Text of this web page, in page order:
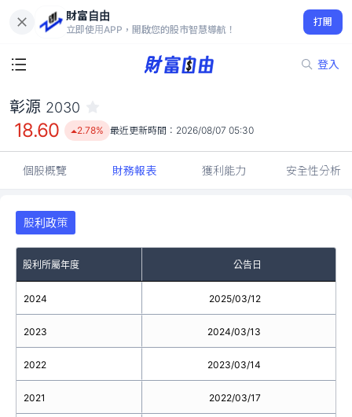
財富自由
立即使用APP，開啟您的股市智慧導航！
打開
登入
18.60
2.78%
彰源 2030
18.60 2.78% 最近更新時間： 2026/08/07 05:30
個股概覽 財務報表 獲利能力 安全性分析
股利政策
股利所屬年度 公告日
2024
2023
2022
2021
2025/03/12
2024/03/13
2023/03/14
2022/03/17